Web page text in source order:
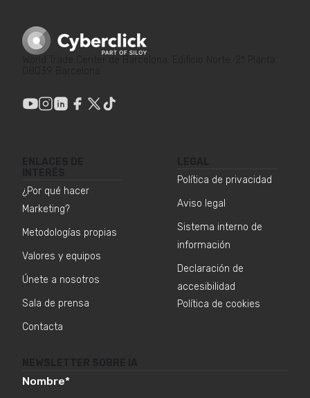
¿Por qué hacer
Marketing?
Metodologías propias
Valores y equipos
Únete a nosotros
Sala de prensa
Contacta
Política de privacidad
Aviso legal
Sistema interno de
información
Declaración de
accesibilidad
Política de cookies
Nombre*